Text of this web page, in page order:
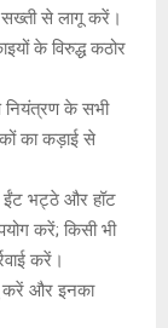
से लागू करें।
के विरुद्ध कठोर
नियंत्रण के सभी
का कड़ाई से
ईंट भट्ठे और हॉट
करें; किसी भी
करें।
करें और इनका